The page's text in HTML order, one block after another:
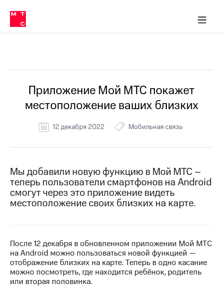
связь
и подписки
Интернет-магазин
30% на связь
кабинеты
Мобильная
и
Спутниковое
ТВ
МТС
Деньги
номер
в МТС
Тарифы
Роуминг
Семейная
группа
в МТС
Услуги
приложение
Мой
МТС
Акции
Тарифы
RED,
РИИЛ
и МТС
Приложение Мой МТС покажет
местоположение ваших близких
12 декабря 2022 Мобильная связь
Мы добавили новую функцию в Мой МТС –
теперь пользователи смартфонов на Android
смогут через это приложение видеть
местоположение своих близких на карте.
После 12 декабря в обновленном приложении Мой МТС
на Android можно пользоваться новой функцией —
отображение близких на карте. Теперь в одно касание
можно посмотреть, где находится ребёнок, родитель
или вторая половинка.